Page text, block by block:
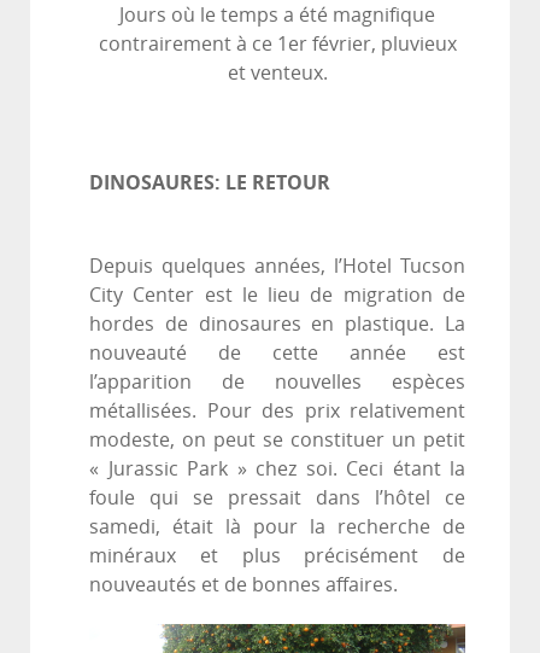
Jours où le temps a été magnifique
contrairement à ce 1er février, pluvieux
et venteux.
DINOSAURES: LE RETOUR
Depuis quelques années, l’Hotel Tucson
City Center est le lieu de migration de
hordes de dinosaures en plastique. La
nouveauté de cette année est
l’apparition de nouvelles espèces
métallisées. Pour des prix relativement
modeste, on peut se constituer un petit
« Jurassic Park » chez soi. Ceci étant la
foule qui se pressait dans l’hôtel ce
samedi, était là pour la recherche de
minéraux et plus précisément de
nouveautés et de bonnes affaires.